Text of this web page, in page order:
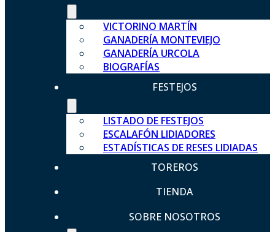
VICTORINO MARTÍN
GANADERÍA MONTEVIEJO
GANADERÍA URCOLA
BIOGRAFÍAS
FESTEJOS
LISTADO DE FESTEJOS
ESCALAFÓN LIDIADORES
ESTADÍSTICAS DE RESES LIDIADAS
TOREROS
TIENDA
SOBRE NOSOTROS